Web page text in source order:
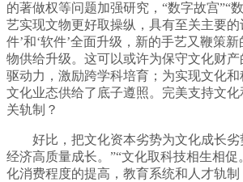
的著做权等问题加强研究，“数字故宫”“
艺实现文物更好取操纵，具有至关主要的
件’和‘软件’全面升级，新的手艺又鞭策
物供给升级。这可以或许为保守文化财
驱动力，激励跨学科培育；为实现文化
文化业态供给了底子遵照。完美支持文
关轨制？
好比，把文化资本劣势为文化成长劣
经济高质量成长。”“文化取科技相生相
化消费程度的提高，教育系统和人才轨